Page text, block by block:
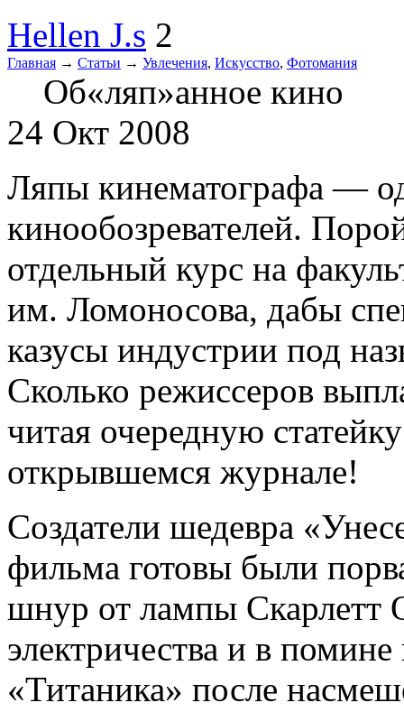
Hellen J.s 2
Главная → Статьи → Увлечения, Искусство, Фотомания
Об«ляп»анное кино
24 Окт 2008
Ляпы кинематографа —
кинообозревателей.
отдельный курс на
им. Ломоносова, дабы
казусы индустрии под
Сколько режиссеров
читая очередную
открывшемся журнале!
Создатели шедевра
фильма готовы были
шнур от лампы Скарлетт
электричества и в
«Титаника» после